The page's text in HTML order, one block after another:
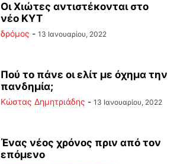
Οι Χιώτες αντιστέκονται στο
νέο ΚΥΤ
δρόμος - 13 Ιανουαρίου, 2022
Πού το πάνε οι ελίτ με όχημα την
πανδημία;
Kώστας Δημητριάδης - 13 Ιανουαρίου, 2022
Ένας νέος χρόνος πριν από τον
επόμενο